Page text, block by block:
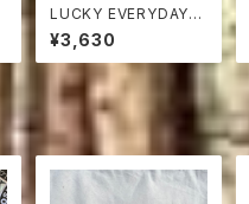
LUCKY EVERYDAY G
M/OR
¥3,630